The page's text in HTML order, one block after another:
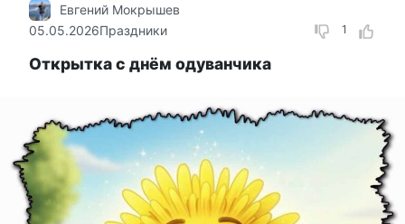
1
Евгений Мокрышев
05.05.2026Праздники
Открытка с днём одуванчика